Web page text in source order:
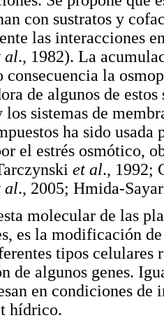
con sustratos y
las interacciones
al., 1982). La
consecuencia la
de algunos de
los sistemas de
ha sido usada
el estrés osmótico,
et al., 1992;
al., 2005; Hmida-
molecular de las
es la modificación
tipos celulares
de algunos genes.
en condiciones
hídrico.